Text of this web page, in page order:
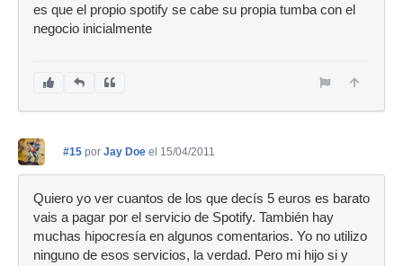
es que el propio spotify se cabe su propia tumba con el
negocio inicialmente
#15 por Jay Doe el 15/04/2011
Quiero yo ver cuantos de los que decís 5 euros es barato
vais a pagar por el servicio de Spotify. También hay
muchas hipocresía en algunos comentarios. Yo no utilizo
ninguno de esos servicios, la verdad. Pero mi hijo si y